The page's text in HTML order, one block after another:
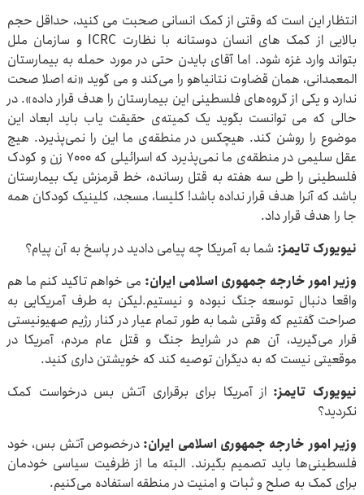
انتظار این است که وقتی از کمک انسانی صحبت می کنید، حداقل حجم
بالایی از کمک های انسان دوستانه با نظارت ICRC و سازمان ملل
بتواند وارد غزه شود. اما آقای بایدن حتی در مورد حمله به بیمارستان
المعمدانی، همان قضاوت نتانیاهو را می‌کند و می گوید «نه اصلا صحت
ندارد و یکی از گروه‌های فلسطینی این بیمارستان را هدف قرار داده». در
حالی که می توانست بگوید یک کمیته‌ی حقیقت یاب باید ابعاد این
موضوع را روشن کند. هیچکس در منطقه‌ی ما این را نمی‌پذیرد. هیچ
عقل سلیمی در منطقه‌ی ما نمی‌پذیرد که اسرائیلی که ۷۰۰۰ زن و کودک
فلسطینی را طی سه هفته به قتل رسانده، خط قرمزش یک بیمارستان
باشد که آنرا هدف قرار نداده باشد! کلیسا، مسجد، کلینیک کودکان همه
جا را هدف قرار داد.
نیویورک تایمز: شما به آمریکا چه پیامی دادید در پاسخ به آن پیام؟
وزیر امور خارجه جمهوری اسلامی ایران: می خواهم تاکید کنم ما هم
واقعا دنبال توسعه‌ جنگ نبوده و نیستیم.لیکن به طرف آمریکایی به
صراحت گفتیم که وقتی شما به طور تمام عیار در کنار رژیم صهیونیستی
قرار می‌گیرید، آن هم در شرایط جنگ و قتل عام مردم، آمریکا در
موقعیتی نیست که به دیگران توصیه کند که خویشتن داری کنید.
نیویورک تایمز: از آمریکا برای برقراری آتش بس درخواست کمک
نکردید؟
وزیر امور خارجه جمهوری اسلامی ایران: درخصوص آتش بس، خود
فلسطینی‌ها باید تصمیم بگیرند. البته ما از ظرفیت سیاسی خودمان
برای کمک به صلح و ثبات و امنیت در منطقه استفاده می‌کنیم.